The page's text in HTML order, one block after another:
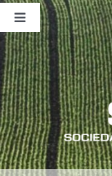
Saltar
contenido
Toggle
Navigation
Nosotros
Publicaciones
Sala de Prensa
Eventos